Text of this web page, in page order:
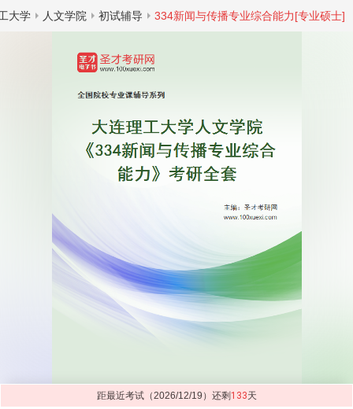
大学 人文学院 初试辅导 334新闻与传播专业综合能力[专业硕士]
距最近考试（2026/12/19）还剩 133天